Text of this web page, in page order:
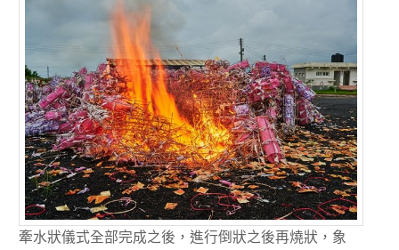
牽水狀儀式全部完成之後，進行倒狀之後再燒狀，象